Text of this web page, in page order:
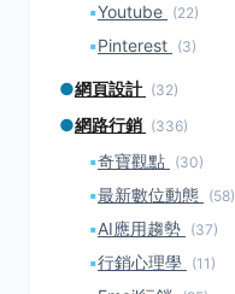
▪Youtube (22)
▪Pinterest (3)
●網頁設計 (32)
●網路行銷 (336)
▪奇寶觀點 (30)
▪最新數位動態 (58)
▪AI應用趨勢 (37)
▪行銷心理學 (11)